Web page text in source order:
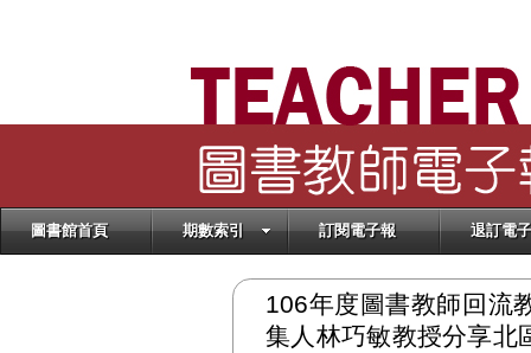
圖書館首頁 期數索引 訂閱電子報 退訂電
106年度圖書教師回流
集人林巧敏教授分享北